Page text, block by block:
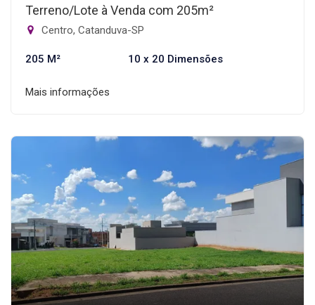
Terreno/Lote à Venda com 205m²
Centro, Catanduva-SP
205 M² 10 x 20 Dimensões
Mais informações